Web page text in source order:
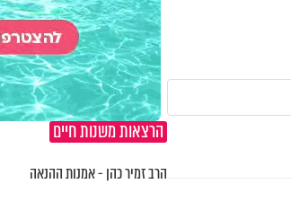
הרצאות משנות חיים
הרב זמיר כהן - אמנות ההנאה